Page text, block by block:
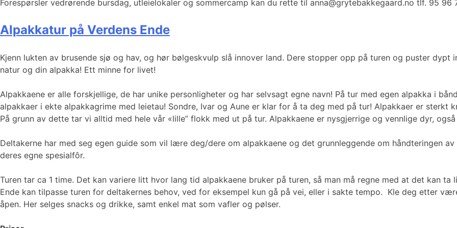
Forespørsler vedrørende bursdag, utleielokaler og sommercamp kan du rette til anna@grytebakkegaard.no tlf. 95 96
Alpakkatur på Verdens Ende
Kjenn lukten av brusende sjø og hav, og hør bølgeskvulp slå innover land. Dere stopper opp på turen og puster
natur og din alpakka! Ett minne for livet!
Alpakkaene er alle forskjellige, de har unike personligheter og har selvsagt egne navn! På tur med egen alpakka i
alpakkaer i ekte alpakkagrime med leietau! Sondre, Ivar og Aune er klar for å ta deg med på tur! Alpakkaer er
På grunn av dette tar vi alltid med hele vår «lille” flokk med ut på tur. Alpakkaene er nysgjerrige og vennlige dyr,
Deltakerne har med seg egen guide som vil lære deg/dere om alpakkaene og det grunnleggende om håndteringen
deres egne spesialfôr.
Turen tar ca 1 time. Det kan variere litt hvor lang tid alpakkaene bruker på turen, så man må regne med at det kan
Ende kan tilpasse turen for deltakernes behov, ved for eksempel kun gå på vei, eller i sakte tempo. Kle deg etter
åpen. Her selges snacks og drikke, samt enkel mat som vafler og pølser.